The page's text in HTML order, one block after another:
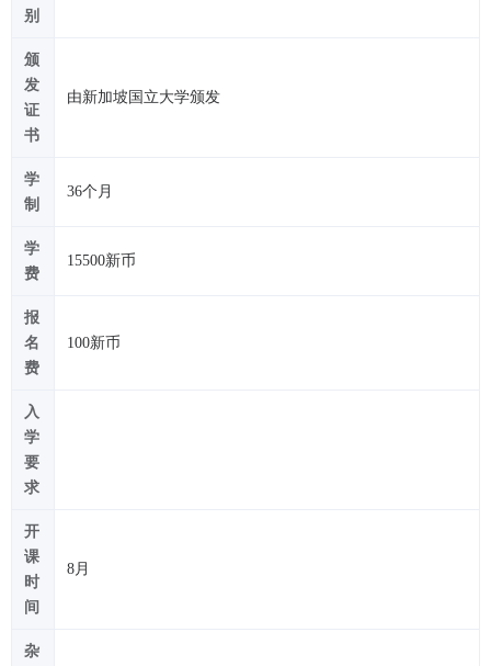
别
颁
发
证
书
由新加坡国立大学颁发
学
制
36个月
学
费
15500新币
报
名
费
100新币
入
学
要
求
开
课
时
间
8月
杂